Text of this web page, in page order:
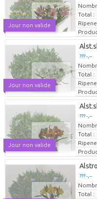
Jour non valide
Prix
Total :
Jour non valide
??? -,--
Prix
Total :
Jour non valide
??? -,--
Prix
Total :
??? -,--
Prix
Total :